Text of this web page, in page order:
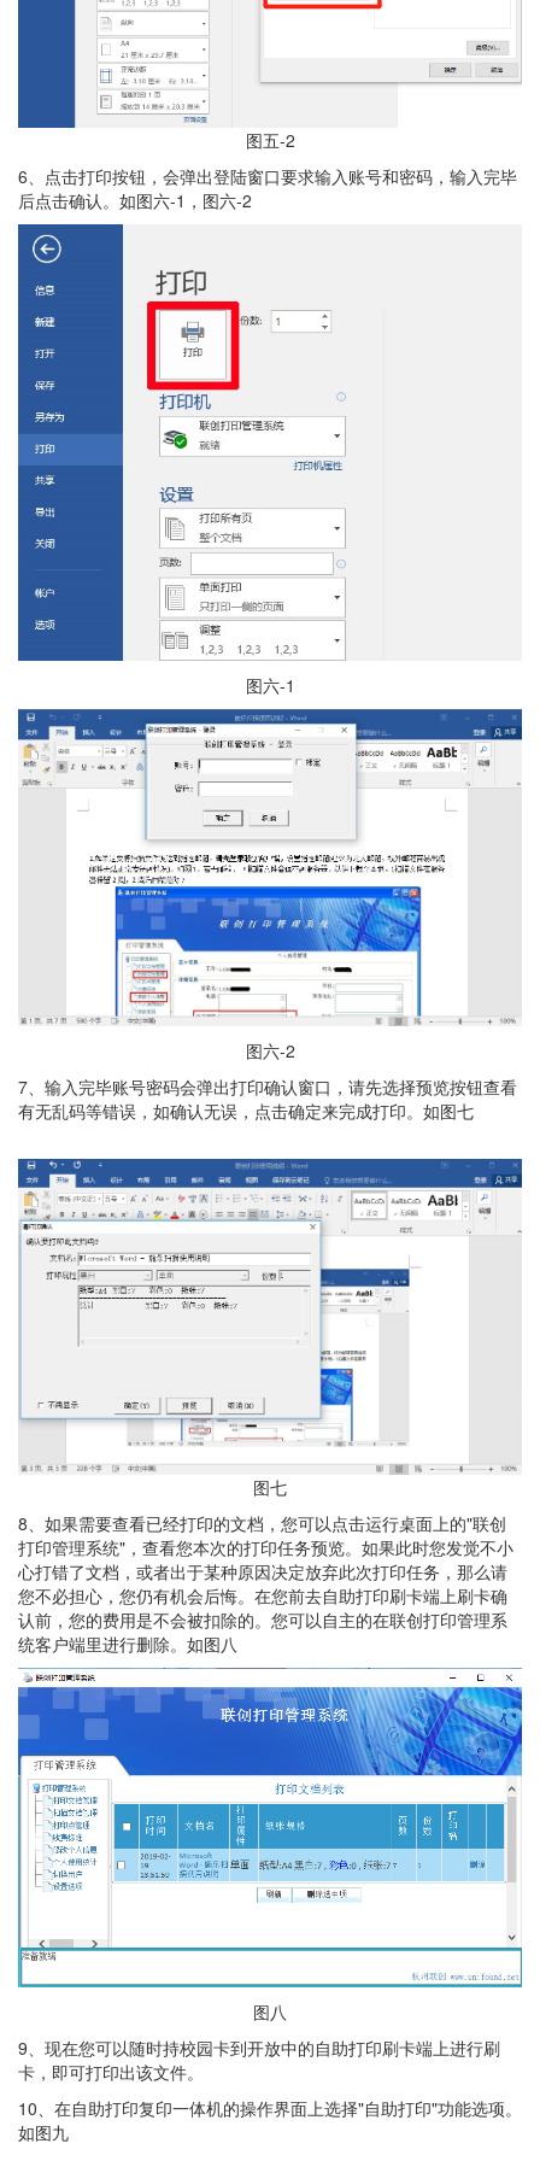
图五-2
6、点击打印按钮，会弹出登陆窗口要求输入账号和密码，输入完毕
后点击确认。如图六-1，图六-2
图六-1
图六-2
7、输入完毕账号密码会弹出打印确认窗口，请先选择预览按钮查看
有无乱码等错误，如确认无误，点击确定来完成打印。如图七
图七
8、如果需要查看已经打印的文档，您可以点击运行桌面上的"联创
打印管理系统"，查看您本次的打印任务预览。如果此时您发觉不小
心打错了文档，或者出于某种原因决定放弃此次打印任务，那么请
您不必担心，您仍有机会后悔。在您前去自助打印刷卡端上刷卡确
认前，您的费用是不会被扣除的。您可以自主的在联创打印管理系
统客户端里进行删除。如图八
图八
9、现在您可以随时持校园卡到开放中的自助打印刷卡端上进行刷
卡，即可打印出该文件。
10、在自助打印复印一体机的操作界面上选择"自助打印"功能选项。
如图九